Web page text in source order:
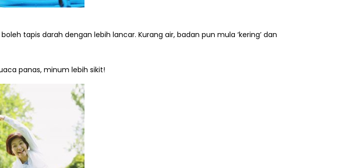
tapis darah dengan lebih lancar. Kurang air, badan pun mula ‘kering’ dan
panas, minum lebih sikit!